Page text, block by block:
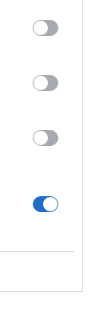
destaco
sector
en forma de
en els
públic,
de
el sistema
i
Tercer,
d’ajust
amb